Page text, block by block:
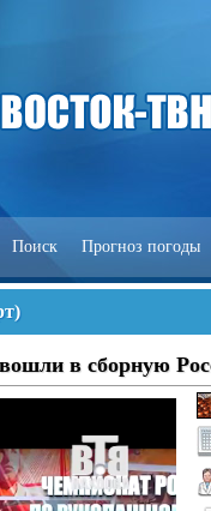
Поиск Прогноз погоды
)
в сборную